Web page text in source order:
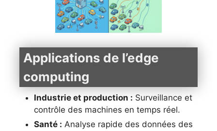
Applications de l’edge
computing
Industrie et production : Surveillance et
contrôle des machines en temps réel.
Santé : Analyse rapide des données des